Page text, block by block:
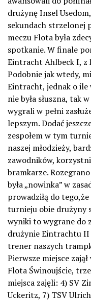
drużynę Insel
sekundach strzelonej
meczu Flota była
spotkanie. W finale
Eintracht Ahlbeck I, z
Podobnie jak wtedy,
Eintracht, jednak o ile
nie była słuszna, tak
wygrali w pełni
lepszym. Dodać
zespołem w tym
naszej młodzieży,
zawodników,
bramkarze.
była „nowinka” w
prowadziłą do
turnieju obie drużyny
wyniki to wygrane do
drużynie Eintrachtu II
trener naszych
Pierwsze miejsce
Flota Świnoujście,
miejsca zajęli: 4) SV
Uckeritz, 7) TSV